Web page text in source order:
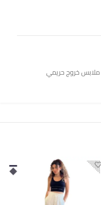
ملابس خروج حريمي